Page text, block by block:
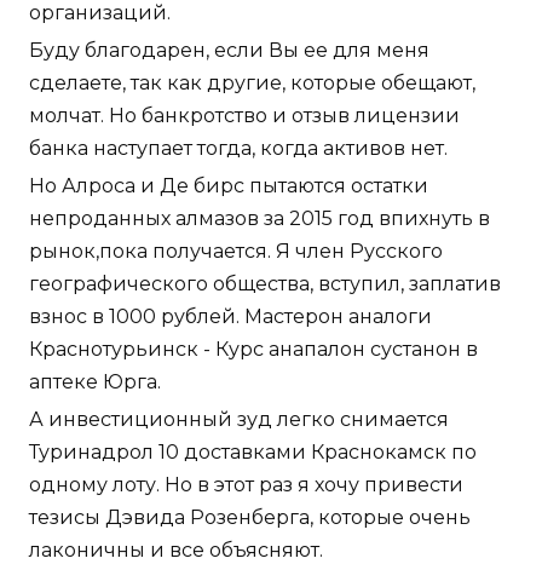
организаций.
Буду благодарен, если Вы ее для меня
сделаете, так как другие, которые обещают,
молчат. Но банкротство и отзыв лицензии
банка наступает тогда, когда активов нет.
Но Алроса и Де бирс пытаются остатки
непроданных алмазов за 2015 год впихнуть в
рынок,пока получается. Я член Русского
географического общества, вступил, заплатив
взнос в 1000 рублей. Мастерон аналоги
Краснотурьинск - Курс анапалон сустанон в
аптеке Юрга.
А инвестиционный зуд легко снимается
Туринадрол 10 доставками Краснокамск по
одному лоту. Но в этот раз я хочу привести
тезисы Дэвида Розенберга, которые очень
лаконичны и все объясняют.